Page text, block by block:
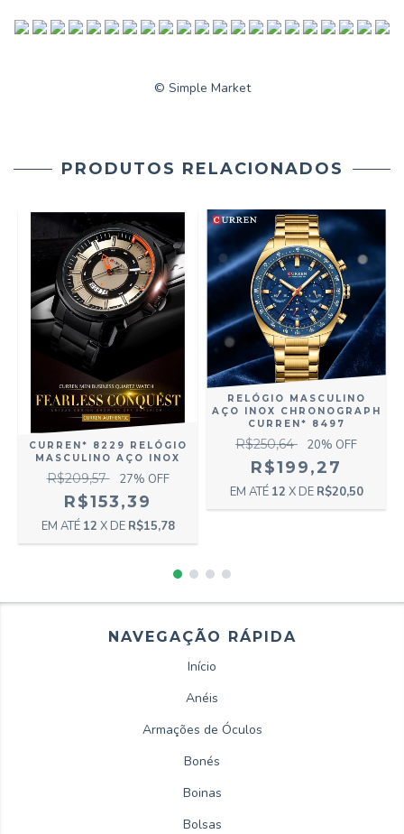
© Simple Market
PRODUTOS RELACIONADOS
CURREN* 8229 RELÓGIO
MASCULINO AÇO INOX
R$209,57 27% OFF
R$153,39
12 X DE R$15,78
RELÓGIO MASCULINO
AÇO INOX CHRONOGRAPH
CURREN* 8497
R$250,64 20% OFF
R$199,27
12 X DE R$20,50
NAVEGAÇÃO RÁPIDA
Início
Anéis
Armações de Óculos
Bonés
Boinas
Bolsas